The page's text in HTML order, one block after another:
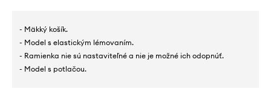
- Mäkký košík.
- Model s elastickým lémovaním.
- Ramienka nie sú nastaviteľné a nie je možné ich odopnúť.
- Model s potlačou.